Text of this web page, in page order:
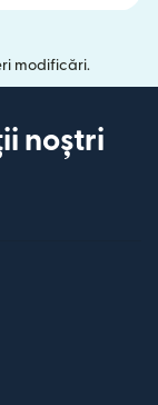
modificări.
noștri